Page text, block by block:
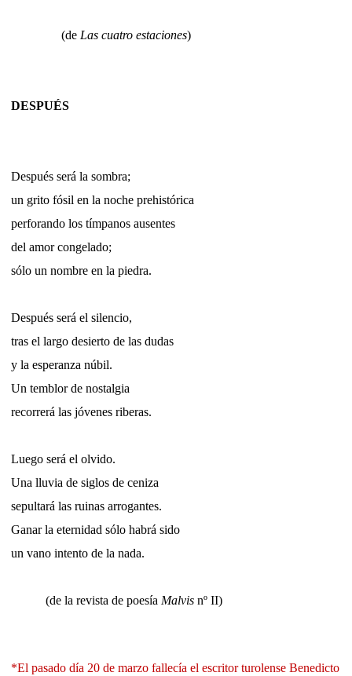
(de Las cuatro estaciones)
DESPUÉS
Después será la sombra;
un grito fósil en la noche prehistórica
perforando los tímpanos ausentes
del amor congelado;
sólo un nombre en la piedra.
Después será el silencio,
tras el largo desierto de las dudas
y la esperanza núbil.
Un temblor de nostalgia
recorrerá las jóvenes riberas.
Luego será el olvido.
Una lluvia de siglos de ceniza
sepultará las ruinas arrogantes.
Ganar la eternidad sólo habrá sido
un vano intento de la nada.
(de la revista de poesía Malvis nº II)
*El pasado día 20 de marzo fallecía el escritor turolense Benedicto